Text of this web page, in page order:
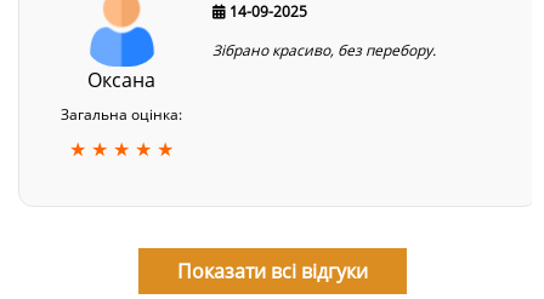
Оксана
Загальна оцінка:
★ ★ ★ ★ ★
14-09-2025
Зібрано красиво, без перебору.
Показати всі відгуки